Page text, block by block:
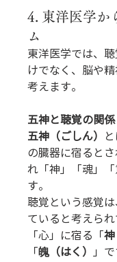
4. 東洋医学か
ム
東洋医学では、
けでなく、脳や
考えます。
五神と聴覚の関係
五神（ごしん）
の臓器に宿ると
れ「神」「魂」
す。
聴覚という感覚
ていると考えら
「心」に宿る「神
「魄（はく）
」で